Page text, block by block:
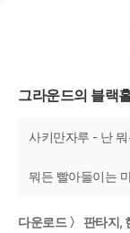
그라운드의 블랙
사키만자루 - 난
뭐든 빨아들이는
다운로드 〉 판타지,